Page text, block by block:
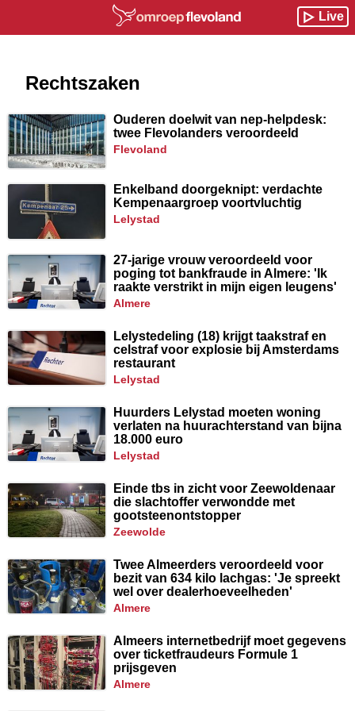
Live
Rechtszaken
Ouderen doelwit van nep-helpdesk:
twee Flevolanders veroordeeld
flevoland
Enkelband doorgeknipt: verdachte
Kempenaargroep voortvluchtig
lelystad
27-jarige vrouw veroordeeld voor
poging tot bankfraude in Almere: 'Ik
raakte verstrikt in mijn eigen leugens'
almere
Lelystedeling (18) krijgt taakstraf en
celstraf voor explosie bij Amsterdams
restaurant
lelystad
Huurders Lelystad moeten woning
verlaten na huurachterstand van bijna
18.000 euro
lelystad
Einde tbs in zicht voor Zeewoldenaar
die slachtoffer verwondde met
gootsteenontstopper
zeewolde
Twee Almeerders veroordeeld voor
bezit van 634 kilo lachgas: 'Je spreekt
wel over dealerhoeveelheden'
almere
Almeers internetbedrijf moet gegevens
over ticketfraudeurs Formule 1
prijsgeven
almere